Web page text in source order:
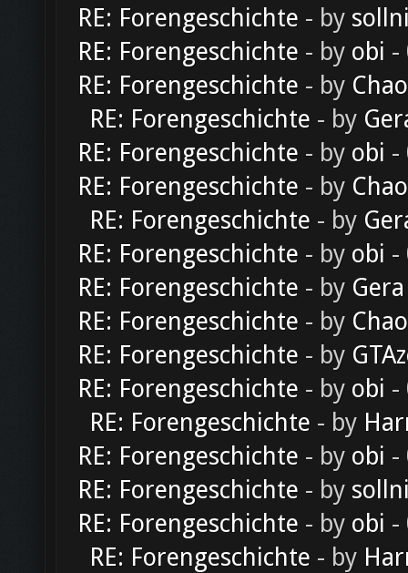
RE: Forengeschichte - by
RE: Forengeschichte - by obi -
RE: Forengeschichte - by
RE: Forengeschichte - by
RE: Forengeschichte - by obi -
RE: Forengeschichte - by
RE: Forengeschichte - by
RE: Forengeschichte - by obi -
RE: Forengeschichte - by Gera
RE: Forengeschichte - by
RE: Forengeschichte - by
RE: Forengeschichte - by obi -
RE: Forengeschichte - by
RE: Forengeschichte - by obi -
RE: Forengeschichte - by
RE: Forengeschichte - by obi -
RE: Forengeschichte - by